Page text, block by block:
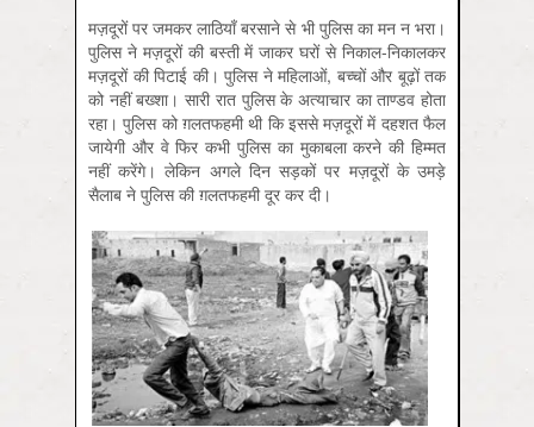
मज़दूरों पर जमकर लाठियाँ बरसाने से भी पुलिस का मन न भरा।
पुलिस ने मज़दूरों की बस्ती में जाकर घरों से निकाल-निकालकर
मज़दूरों की पिटाई की। पुलिस ने महिलाओं, बच्चों और बूढ़ों तक
को नहीं बख्शा। सारी रात पुलिस के अत्याचार का ताण्डव होता
रहा। पुलिस को ग़लतफहमी थी कि इससे मज़दूरों में दहशत फैल
जायेगी और वे फिर कभी पुलिस का मुकाबला करने की हिम्मत
नहीं करेंगे। लेकिन अगले दिन सड़कों पर मज़दूरों के उमड़े
सैलाब ने पुलिस की ग़लतफहमी दूर कर दी।